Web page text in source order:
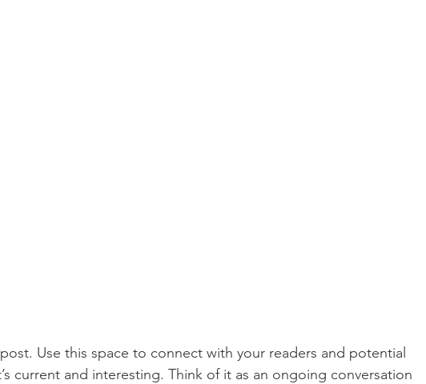
Use this space to connect with your readers and potential
current and interesting. Think of it as an ongoing conversation